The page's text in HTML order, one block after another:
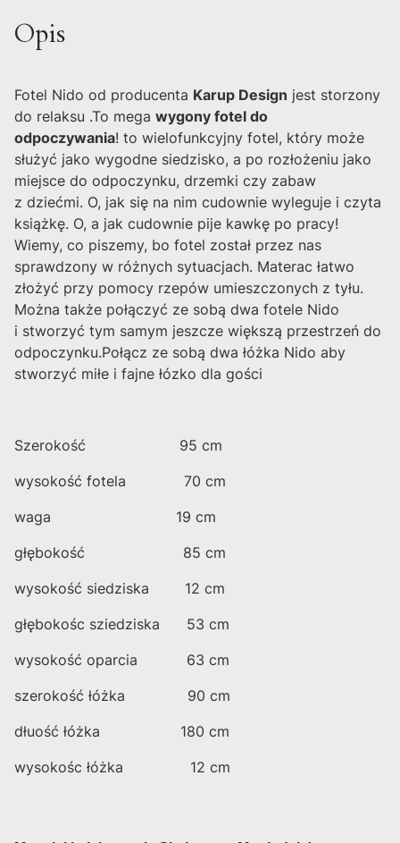
Opis
Fotel Nido od producenta Karup Design jest storzony
do relaksu .To mega wygony fotel do
odpoczywania! to wielofunkcyjny fotel, który może
służyć jako wygodne siedzisko, a po rozłożeniu jako
miejsce do odpoczynku, drzemki czy zabaw
z dziećmi. O, jak się na nim cudownie wyleguje i czyta
książkę. O, a jak cudownie pije kawkę po pracy!
Wiemy, co piszemy, bo fotel został przez nas
sprawdzony w różnych sytuacjach. Materac łatwo
złożyć przy pomocy rzepów umieszczonych z tyłu.
Można także połączyć ze sobą dwa fotele Nido
i stworzyć tym samym jeszcze większą przestrzeń do
odpoczynku.Połącz ze sobą dwa łóżka Nido aby
stworzyć miłe i fajne łózko dla gości
Szerokość 95 cm
wysokość fotela 70 cm
waga 19 cm
głębokość 85 cm
wysokość siedziska 12 cm
głębokośc sziedziska 53 cm
wysokość oparcia 63 cm
szerokość łóżka 90 cm
dłuość łóżka 180 cm
wysokośc łóżka 12 cm